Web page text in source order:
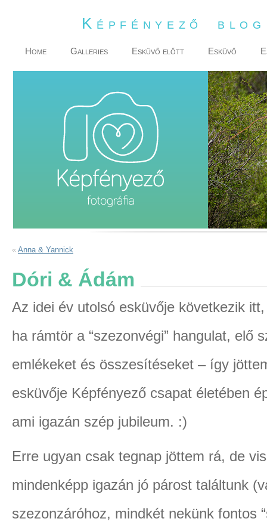
Képfényező
Home Galleries Esküvő előtt Esküvő
« Anna & Yannick
Dóri & Ádám
Az idei év utolsó esküvője következik
ha rámtör a “szezonvégi” hangulat, elő
emlékeket és összesítéseket – így
esküvője Képfényező csapat életében
ami igazán szép jubileum. :)
Erre ugyan csak tegnap jöttem rá, de
mindenképp igazán jó párost találtunk
szezonzáróhoz, mindkét nekünk fontos